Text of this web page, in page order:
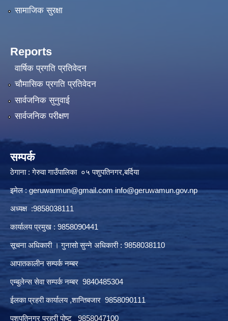
सामाजिक सुरक्षा
Reports
वार्षिक प्रगति प्रतिवेदन
चौमासिक प्रगति प्रतिवेदन
सार्वजनिक सुनुवाई
सार्वजनिक परीक्षण
सम्पर्क
ठेगाना : गेरुवा गाउँपालिका ०५ पशुपतिनगर,बर्दिया
इमेल :geruwarmun@gmail.com info@geruwamun.gov.np
अध्यक्ष :9858038111
कार्यालय प्रमुख : 9858090441
सूचना अधिकारी । गुनासो सुन्ने अधिकारी : 9858038110
आपातकालीन सम्पर्क नम्बर
एम्बुलेन्स सेवा सम्पर्क नम्बर 9840485304
ईलका प्रहरी कार्यालय ,शान्तिबजार 9858090111
पशुपतिनगर प्रहरी पोष्ट 9858047100